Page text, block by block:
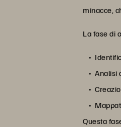
minacce,
La fase di
Analisi
Questa